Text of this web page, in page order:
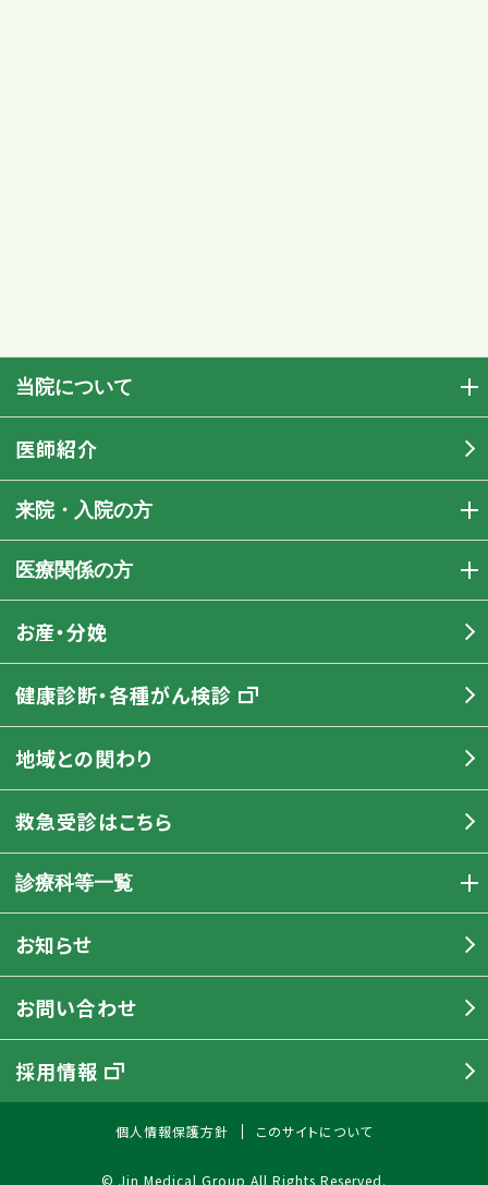
当院について
医師紹介
来院・入院の方
医療関係の方
お産・分娩
健康診断・各種がん検診
地域との関わり
救急受診はこちら
診療科等一覧
お知らせ
お問い合わせ
採用情報
個人情報保護方針 このサイトについて
© Jin Medical Group All Rights Reserved.